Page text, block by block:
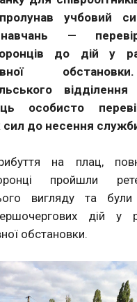
пролунав учбовий
—
до дій у
відділення
особисто
сил до несення
на плац,
пройшли
вигляду та були
дій у
обстановки.